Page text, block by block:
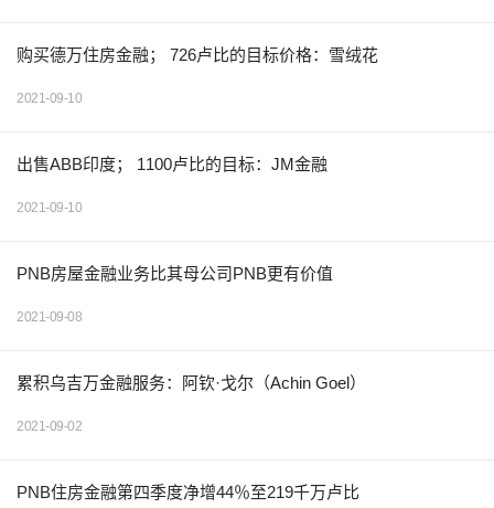
购买德万住房金融； 726卢比的目标价格：雪绒花
2021-09-10
出售ABB印度； 1100卢比的目标：JM金融
2021-09-10
PNB房屋金融业务比其母公司PNB更有价值
2021-09-08
累积乌吉万金融服务：阿钦·戈尔（Achin Goel）
2021-09-02
PNB住房金融第四季度净增44％至219千万卢比